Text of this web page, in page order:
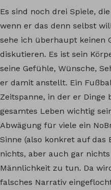
Es sind noch drei Spiele,
wenn er das denn selbst
sehe ich überhaupt keinen
diskutieren. Es ist sein
seine Gefühle, Wünsche,
er damit anstellt. Ein
Zeitspanne, in der er
gesamtes Leben wichtig
Abwägung für viele ein
Sinne (also konkret auf das
nichts, aber auch gar
Männlichkeit zu tun. Da
falsches Narrativ